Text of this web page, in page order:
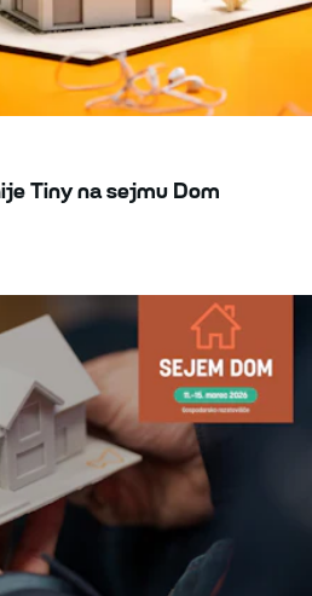
Tiny na sejmu Dom